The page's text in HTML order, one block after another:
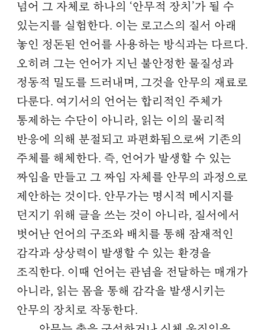
넘어 그 자체로 하나의 ‘안무적 장치’가 될 수
있는지를 실험한다. 이는 로고스의 질서 아래
놓인 정돈된 언어를 사용하는 방식과는 다르다.
오히려 그는 언어가 지닌 불안정한 물질성과
정동적 밀도를 드러내며, 그것을 안무의 재료로
다룬다. 여기서의 언어는 합리적인 주체가
통제하는 수단이 아니라, 읽는 이의 물리적
반응에 의해 분절되고 파편화됨으로써 기존의
주체를 해체한다. 즉, 언어가 발생할 수 있는
짜임을 만들고 그 짜임 자체를 안무의 과정으로
제안하는 것이다. 안무가는 명시적 메시지를
던지기 위해 글을 쓰는 것이 아니라, 질서에서
벗어난 언어의 구조와 배치를 통해 잠재적인
감각과 상상력이 발생할 수 있는 환경을
조직한다. 이때 언어는 관념을 전달하는 매개가
아니라, 읽는 몸을 통해 감각을 발생시키는
안무의 장치로 작동한다.